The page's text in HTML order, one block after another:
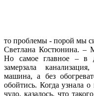
то проблемы - порой мы
Светлана Костюнина. –
Но самое главное – в
замерзала
машина, а без
обойтись. Когда узнала
чудо, казалось, что